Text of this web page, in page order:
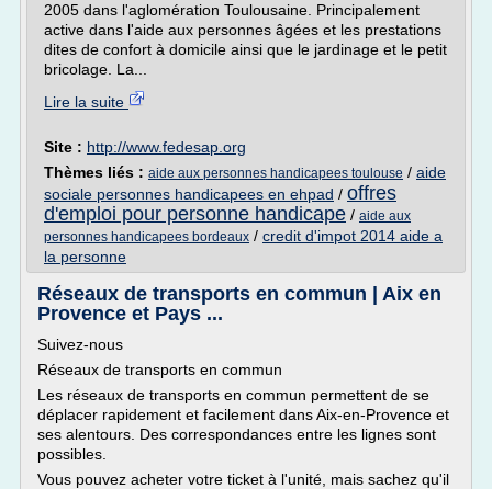
2005 dans l'aglomération Toulousaine. Principalement
active dans l'aide aux personnes âgées et les prestations
dites de confort à domicile ainsi que le jardinage et le petit
bricolage. La...
Lire la suite
Site : http://www.fedesap.org
Thèmes liés : aide aux personnes handicapees toulouse / aide
sociale personnes handicapees en ehpad / offres
d'emploi pour personne handicape / aide aux
personnes handicapees bordeaux / credit d'impot 2014 aide a
la personne
Réseaux de transports en commun | Aix en
Provence et Pays ...
Suivez-nous
Réseaux de transports en commun
Les réseaux de transports en commun permettent de se
déplacer rapidement et facilement dans Aix-en-Provence et
ses alentours. Des correspondances entre les lignes sont
possibles.
Vous pouvez acheter votre ticket à l'unité, mais sachez qu'il